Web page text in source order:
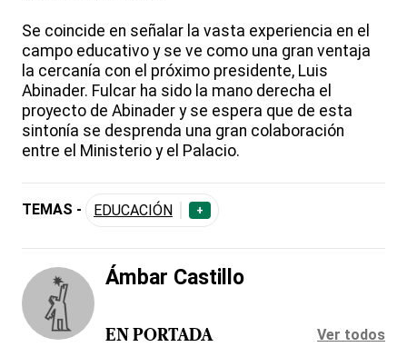
Se coincide en señalar la vasta experiencia en el
campo educativo y se ve como una gran ventaja
la cercanía con el próximo presidente, Luis
Abinader. Fulcar ha sido la mano derecha el
proyecto de Abinader y se espera que de esta
sintonía se desprenda una gran colaboración
entre el Ministerio y el Palacio.
TEMAS - EDUCACIÓN +
Ámbar Castillo
EN PORTADA Ver todos